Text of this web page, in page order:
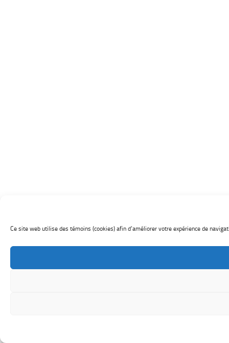
Ce site web utilise des témoins (cookies) afin d’améliorer votre expérience de